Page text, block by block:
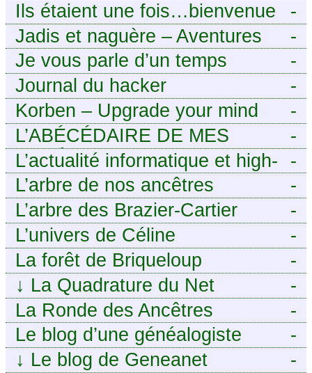
https://
-
Ils étaient une fois…bienvenue
chez mes ancêtres. – Une
histoire tourangelle, mais pas
seulement.
-
Jadis et naguère – Aventures
généalogiques de l’Atlantique
aux contreforts des Alpes
-
Je vous parle d’un temps
-
Journal du hacker
-
Korben – Upgrade your mind
-
L’ABÉCÉDAIRE DE MES
ANCÊTRES – Tout ce que
j’aurais aimé savoir sur ma
famille mais n’ai jamais osé
demander
-
L’actualité informatique et high-
tech pour décideurs IT.
-
L’arbre de nos ancêtres
-
L’arbre des Brazier-Cartier
-
L’univers de Céline
-
La forêt de Briqueloup
-
↓ La Quadrature du Net
-
La Ronde des Ancêtres
-
Le blog d’une généalogiste
-
↓ Le blog de Geneanet